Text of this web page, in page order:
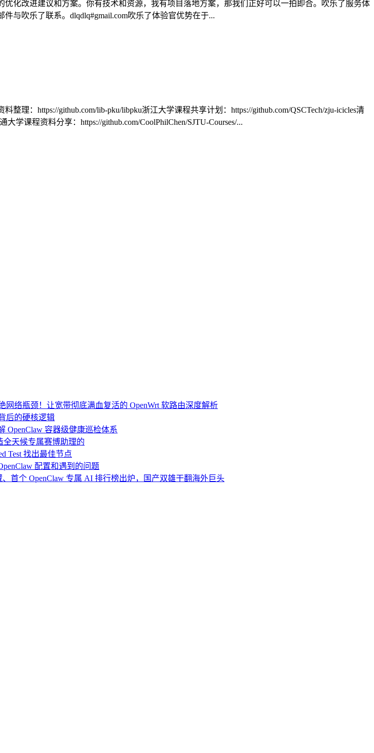
化改进建议和方案。你有技术和资源，我有项目落地方案，那我们正好可以一拍即合。吹乐了服务体
与吹乐了联系。dlqdlq#gmail.com吹乐了体验官优势在于...
理：https://github.com/lib-pku/libpku浙江大学课程共享计划：https://github.com/QSCTech/zju-icicles清
学课程资料分享：https://github.com/CoolPhilChen/SJTU-Courses/...
络瓶颈！让宽带彻底满血复活的 OpenWrt 软路由深度解析
后的硬核逻辑
OpenClaw 容器级健康巡检体系
全天候专属赛博助理的
Test 找出最佳节点
配置和遇到的问题
首个 OpenClaw 专属 AI 排行榜出炉，国产双雄干翻海外巨头